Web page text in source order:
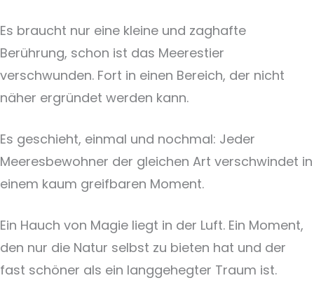
Es braucht nur eine kleine und zaghafte
Berührung, schon ist das Meerestier
verschwunden. Fort in einen Bereich, der nicht
näher ergründet werden kann.
Es geschieht, einmal und nochmal: Jeder
Meeresbewohner der gleichen Art verschwindet in
einem kaum greifbaren Moment.
Ein Hauch von Magie liegt in der Luft. Ein Moment,
den nur die Natur selbst zu bieten hat und der
fast schöner als ein langgehegter Traum ist.